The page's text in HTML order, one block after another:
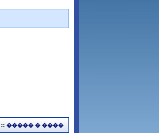
:: ����� � ����